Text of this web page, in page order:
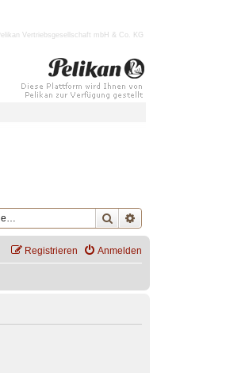
Vertriebsgesellschaft mbH & Co. KG
Suche
Anmelden
Registrieren